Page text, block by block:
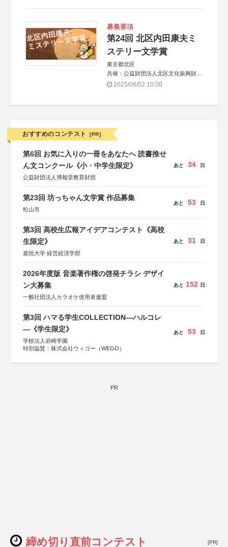
募集要項
第24回 北区内田康夫ミ
ステリー文学賞
東京都北区
共催：公益財団法人北区文化振興財団
協力：一般財団法人内田康夫財団
2025/06/02 10:00
おすすめのコンテスト [PR]
第6回 お気に入りの一冊をあなたへ 読書推せ
ん文コンクール《小・中学生限定》
公益財団法人博報堂教育財団
あと 34 日
第23回 坊っちゃん文学賞 作品募集
松山市
あと 53 日
第3回 高校生広報アイデアコンテスト《高校
生限定》
嘉悦大学 経営経済学部
あと 31 日
2026年度版 音楽著作権の啓発チラシ デザイ
ン大募集
一般社団法人カラオケ使用者連盟
あと 152 日
第3回 ハマる学生COLLECTION―ハルコレ
―《学生限定》
学校法人岩崎学園
特別協賛：株式会社ウィゴー（WEGO）
あと 53 日
PR
締め切り直前コンテスト [PR]